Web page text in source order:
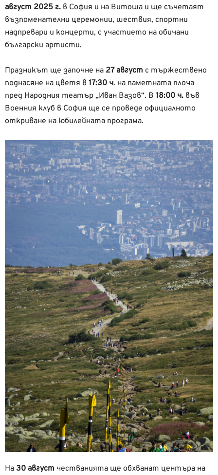
август 2025 г. в София и на Витоша и ще съчетаят
възпоменателни церемонии, шествия, спортни
надпревари и концерти, с участието на обичани
български артисти.
Празникът ще започне на 27 август с тържествено
поднасяне на цветя в 17:30 ч. на паметната плоча
пред Народния театър „Иван Вазов“. В 18:00 ч. във
Военния клуб в София ще се проведе официалното
откриване на юбилейната програма.
На 30 август честванията ще обхванат центъра на